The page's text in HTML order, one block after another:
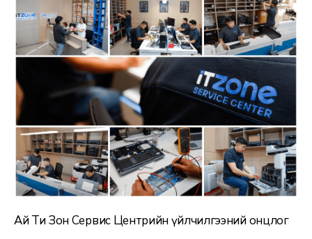
Ай Ти Зон Сервис Центрийн үйлчилгээний онцлог